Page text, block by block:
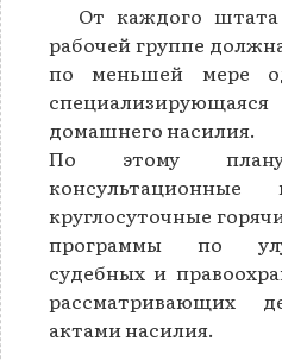
От каждого
рабочей группе
по меньшей мере
домашнего насилия.
По этому плану
круглосуточные
программы по
судебных и
рассматривающих
актами насилия.